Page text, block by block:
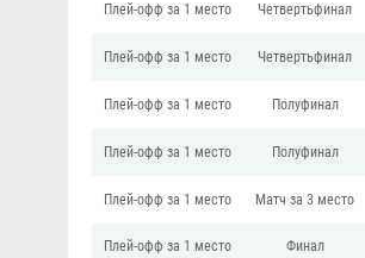
Плей-офф за 1 место Четвертьфинал
Плей-офф за 1 место Четвертьфинал
Плей-офф за 1 место Полуфинал
Плей-офф за 1 место Полуфинал
Плей-офф за 1 место Матч за 3 место
Плей-офф за 1 место Финал